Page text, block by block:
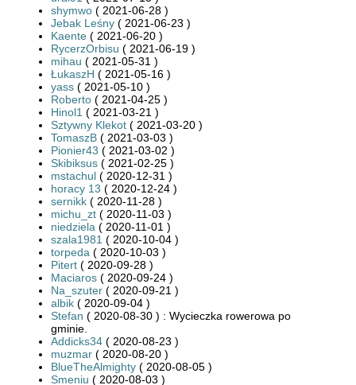
shymwo ( 2021-06-28 )
Jebak Leśny ( 2021-06-23 )
Kaente ( 2021-06-20 )
RycerzOrbisu ( 2021-06-19 )
mihau ( 2021-05-31 )
ŁukaszH ( 2021-05-16 )
yass ( 2021-05-10 )
Roberto ( 2021-04-25 )
Hinol1 ( 2021-03-21 )
Sztywny Klekot ( 2021-03-20 )
TomaszB ( 2021-03-03 )
Pionier43 ( 2021-03-02 )
Skibiksus ( 2021-02-25 )
mstachul ( 2020-12-31 )
horacy 13 ( 2020-12-24 )
sernikk ( 2020-11-28 )
michu_zt ( 2020-11-03 )
niedziela ( 2020-11-01 )
szala1981 ( 2020-10-04 )
torpeda ( 2020-10-03 )
Pitert ( 2020-09-28 )
Maciaros ( 2020-09-24 )
Na_szuter ( 2020-09-21 )
albik ( 2020-09-04 )
Stefan ( 2020-08-30 ) : Wycieczka rowerowa po
gminie.
Addicks34 ( 2020-08-23 )
muzmar ( 2020-08-20 )
BlueTheAlmighty ( 2020-08-05 )
Smeniu ( 2020-08-03 )